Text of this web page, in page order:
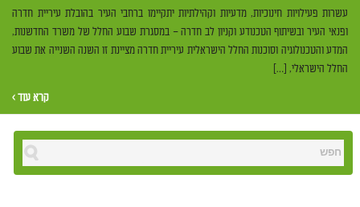
עשרות פעילויות חינוכיות, מדעיות וקהילתיות יתקיימו ברחבי העיר בהובלת עיריית חדרה
ופנאי העיר ובשיתוף הטכנודע וקניון לב חדרה – במסגרת שבוע החלל של משרד החדשנות,
המדע והטכנולוגיה וסוכנות החלל הישראלית עיריית חדרה מציינת זו השנה השנייה את שבוע
החלל הישראלי, […]
קרא עוד ›